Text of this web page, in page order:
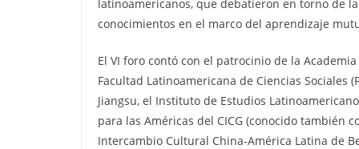
latinoamericanos, que debatieron en torno de
conocimientos en el marco del aprendizaje
El VI foro contó con el patrocinio de la
Facultad Latinoamericana de Ciencias Sociales
Jiangsu, el Instituto de Estudios
para las Américas del CICG (conocido también
Intercambio Cultural China-América Latina de